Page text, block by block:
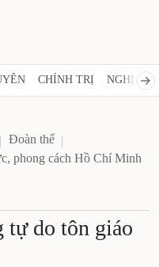
CHÍNH TRỊ NGHỊ
Đoàn thể
phong cách Hồ Chí Minh
tự do tôn giáo